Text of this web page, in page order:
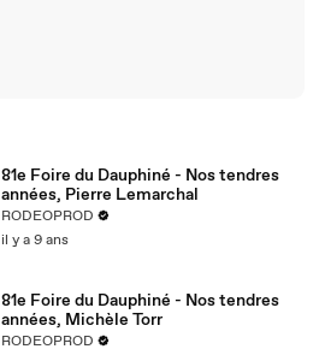
81e Foire du Dauphiné - Nos tendres
années, Pierre Lemarchal
RODEOPROD
il y a 9 ans
81e Foire du Dauphiné - Nos tendres
années, Michèle Torr
RODEOPROD